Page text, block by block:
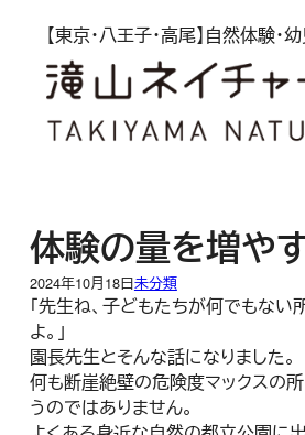
【東京・八王子・高尾】自然体験・
体験の量を増や
2024年10月18日未分類
「先生ね、子どもたちが何でもない
よ。」
園長先生とそんな話になりました。
何も断崖絶壁の危険度マックスの
うのではありません。